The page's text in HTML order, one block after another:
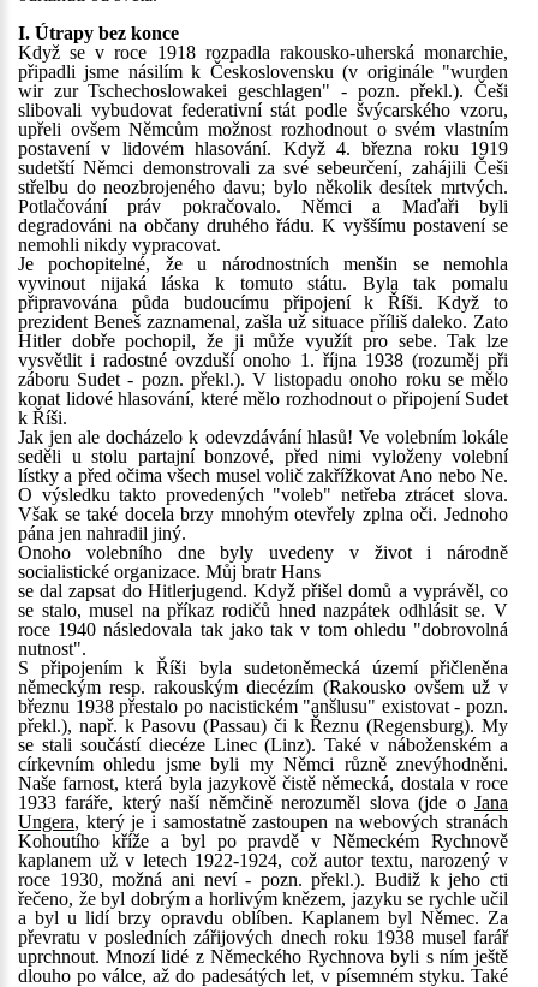
I. Útrapy bez konce
Když se v roce 1918 rozpadla rakousko-uherská monarchie,
připadli jsme násilím k Československu (v originále "wurden
wir zur Tschechoslowakei geschlagen" - pozn. překl.). Češi
slibovali vybudovat federativní stát podle švýcarského vzoru,
upřeli ovšem Němcům možnost rozhodnout o svém vlastním
postavení v lidovém hlasování. Když 4. března roku 1919
sudetští Němci demonstrovali za své sebeurčení, zahájili Češi
střelbu do neozbrojeného davu; bylo několik desítek mrtvých.
Potlačování práv pokračovalo. Němci a Maďaři byli
degradováni na občany druhého řádu. K vyššímu postavení se
nemohli nikdy vypracovat.
Je pochopitelné, že u národnostních menšin se nemohla
vyvinout nijaká láska k tomuto státu. Byla tak pomalu
připravována půda budoucímu připojení k Říši. Když to
prezident Beneš zaznamenal, zašla už situace příliš daleko. Zato
Hitler dobře pochopil, že ji může využít pro sebe. Tak lze
vysvětlit i radostné ovzduší onoho 1. října 1938 (rozuměj při
záboru Sudet - pozn. překl.). V listopadu onoho roku se mělo
konat lidové hlasování, které mělo rozhodnout o připojení Sudet
k Říši.
Jak jen ale docházelo k odevzdávání hlasů! Ve volebním lokále
seděli u stolu partajní bonzové, před nimi vyloženy volební
lístky a před očima všech musel volič zakřížkovat Ano nebo Ne.
O výsledku takto provedených "voleb" netřeba ztrácet slova.
Však se také docela brzy mnohým otevřely zplna oči. Jednoho
pána jen nahradil jiný.
Onoho volebního dne byly uvedeny v život i národně
socialistické organizace. Můj bratr Hans
se dal zapsat do Hitlerjugend. Když přišel domů a vyprávěl, co
se stalo, musel na příkaz rodičů hned nazpátek odhlásit se. V
roce 1940 následovala tak jako tak v tom ohledu "dobrovolná
nutnost".
S připojením k Říši byla sudetoněmecká území přičleněna
německým resp. rakouským diecézím (Rakousko ovšem už v
březnu 1938 přestalo po nacistickém "anšlusu" existovat - pozn.
překl.), např. k Pasovu (Passau) či k Řeznu (Regensburg). My
se stali součástí diecéze Linec (Linz). Také v náboženském a
církevním ohledu jsme byli my Němci různě znevýhodněni.
Naše farnost, která byla jazykově čistě německá, dostala v roce
1933 faráře, který naší němčině nerozuměl slova (jde o Jana
Ungera, který je i samostatně zastoupen na webových stranách
Kohoutího kříže a byl po pravdě v Německém Rychnově
kaplanem už v letech 1922-1924, což autor textu, narozený v
roce 1930, možná ani neví - pozn. překl.). Budiž k jeho cti
řečeno, že byl dobrým a horlivým knězem, jazyku se rychle učil
a byl u lidí brzy opravdu oblíben. Kaplanem byl Němec. Za
převratu v posledních zářijových dnech roku 1938 musel farář
uprchnout. Mnozí lidé z Německého Rychnova byli s ním ještě
dlouho po válce, až do padesátých let, v písemném styku. Také